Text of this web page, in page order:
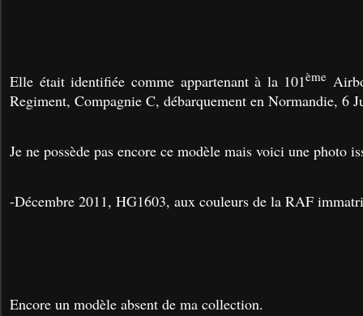
Elle était identifiée comme appartenant à la 101ème
Regiment, Compagnie C, débarquement en Normandie, 6
Je ne possède pas encore ce modèle mais voici une photo
-Décembre 2011, HG1603, aux couleurs de la RAF
Encore un modèle absent de ma collection.